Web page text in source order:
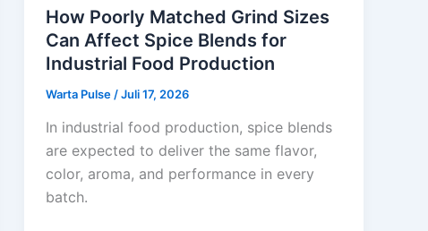
How Poorly Matched Grind Sizes
Can Affect Spice Blends for
Industrial Food Production
Warta Pulse /Juli 17, 2026
In industrial food production, spice blends
are expected to deliver the same flavor,
color, aroma, and performance in every
batch.